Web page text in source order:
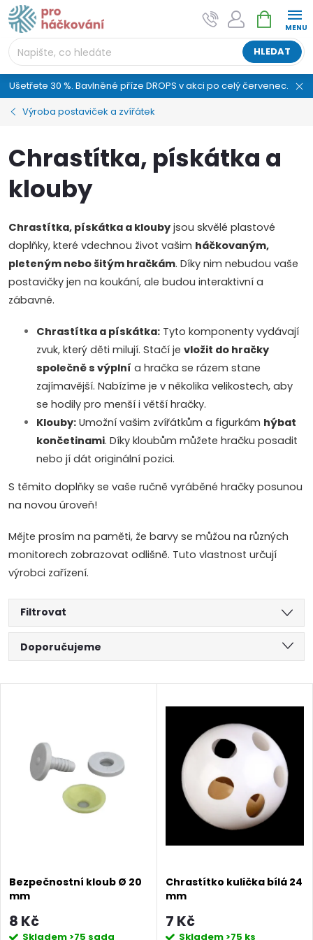
Přejít
na
obsah
HLEDAT
NÁKUPNÍ
KOŠÍK
Ušetřete 30 %. Bavlněné příze DROPS v akci po celý červenec.
Výroba postaviček a zvířátek
Chrastítka, pískátka a
klouby
Chrastítka, pískátka a klouby jsou skvělé plastové
doplňky, které vdechnou život vašim háčkovaným,
pleteným nebo šitým hračkám. Díky nim nebudou vaše
postavičky jen na koukání, ale budou interaktivní a
zábavné.
Chrastítka a pískátka: Tyto komponenty vydávají
zvuk, který děti milují. Stačí je vložit do hračky
společně s výplní a hračka se rázem stane
zajímavější. Nabízíme je v několika velikostech, aby
se hodily pro menší i větší hračky.
Klouby: Umožní vašim zvířátkům a figurkám hýbat
končetinami. Díky kloubům můžete hračku posadit
nebo jí dát originální pozici.
S těmito doplňky se vaše ručně vyráběné hračky posunou
na novou úroveň!
Mějte prosím na paměti, že barvy se můžou na různých
monitorech zobrazovat odlišně. Tuto vlastnost určují
výrobci zařízení.
Filtrovat
Ř
a
r
o
Doporučujeme
p
r
Bezpečnostní kloub Ø 20
mm
8 Kč
Skladem >75 sada
Chrastítko kulička bílá 24
mm
7 Kč
Skladem >75 ks
AI asistent "pani Klubíčková" –
ProHackovani.cz
Jsme e-shop s více než osmiletou tradicí a máme pro
vás připraveno více než 25 tisíc produktů. Vše skladem,
připravené k odeslání.